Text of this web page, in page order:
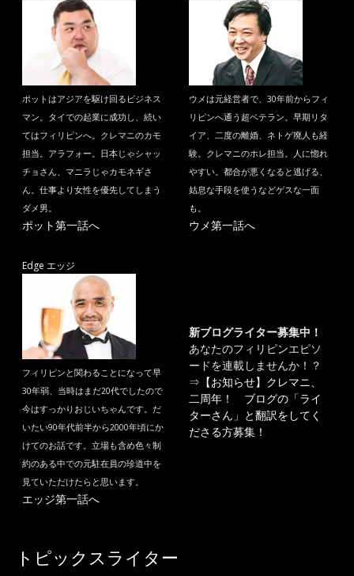
ポットはアジアを駆け回るビジネス
マン。タイでの起業に成功し、続い
てはフィリピンへ。クレマニのカモ
担当。アラフォー。日本じゃシャッ
チョさん、マニラじゃカモネギさ
ん。仕事より女性を優先してしまう
ダメ男。
ポット第一話へ
ウメは元経営者で、30年前からフィ
リピンへ通う超ベテラン。早期リタ
イア、二度の離婚、ネトゲ廃人も経
験。クレマニのホレ担当。人に惚れ
やすい。都合が悪くなると逃げる、
姑息な手段を使うなどゲスな一面
も。
ウメ第一話へ
Edge エッジ
フィリピンと関わることになって早
30年弱、当時はまだ20代でしたので
今はすっかりおじいちゃんです。だ
いたい90年代前半から2000年頃にか
けてのお話です。立場も含め色々制
約のある中での元駐在員の珍道中を
見ていただけたらと思います。
エッジ第一話へ
新ブログライター募集中！
あなたのフィリピンエピソ
ードを連載しませんか！？
⇒ 【お知らせ】クレマニ、
二周年！ ブログの「ライ
ターさん」と翻訳をしてく
ださる方募集！
トピックスライター